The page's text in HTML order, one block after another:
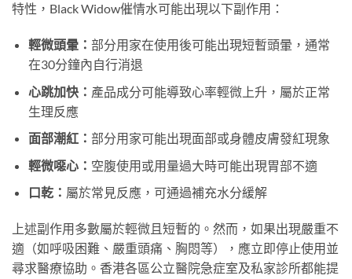
特性，Black Widow催情水可能出現以下副作用：
輕微頭暈： 部分用家在使用後可能出現短暫頭暈，通常
在30分鐘內自行消退
心跳加快： 產品成分可能導致心率輕微上升，屬於正常
生理反應
面部潮紅： 部分用家可能出現面部或身體皮膚發紅現象
輕微噁心： 空腹使用或用量過大時可能出現胃部不適
口乾： 屬於常見反應，可通過補充水分緩解
上述副作用多數屬於輕微且短暫的。然而，如果出現嚴重不
適（如呼吸困難、嚴重頭痛、胸悶等），應立即停止使用並
尋求醫療協助。香港各區公立醫院急症室及私家診所都能提